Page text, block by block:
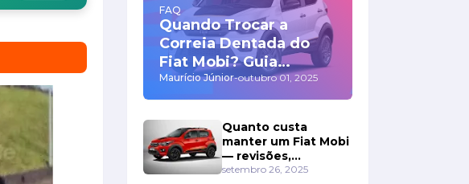
FAQ
Quando Trocar a
Correia Dentada do
Fiat Mobi? Guia
Completo!
Maurício Júnior-outubro 01, 2025
Quanto custa
manter um Fiat Mobi
— revisões,
manutenção e custo
setembro 26, 2025